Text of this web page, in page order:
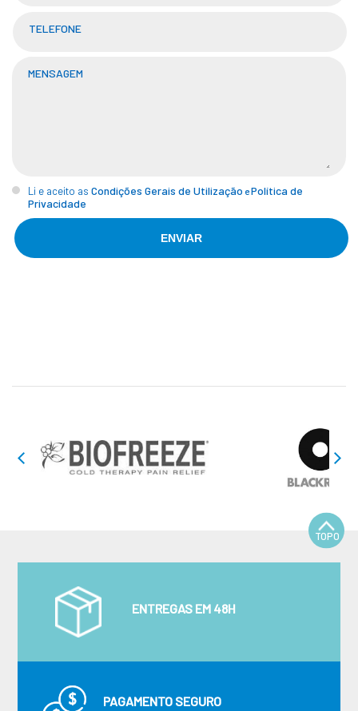
TELEFONE
MENSAGEM
Li e aceito as Condições Gerais de Utilização ePolítica de
Privacidade
ENVIAR
TOPO
ENTREGAS EM 48H
PAGAMENTO SEGURO